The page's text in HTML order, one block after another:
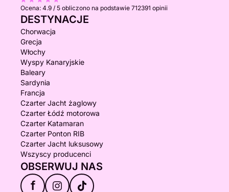
Ocena: 4.9 / 5 obliczono na podstawie 712391 opinii
DESTYNACJE
Chorwacja
Grecja
Włochy
Wyspy Kanaryjskie
Baleary
Sardynia
Francja
Czarter Jacht żaglowy
Czarter Łódź motorowa
Czarter Katamaran
Czarter Ponton RIB
Czarter Jacht luksusowy
Wszyscy producenci
OBSERWUJ NAS
f